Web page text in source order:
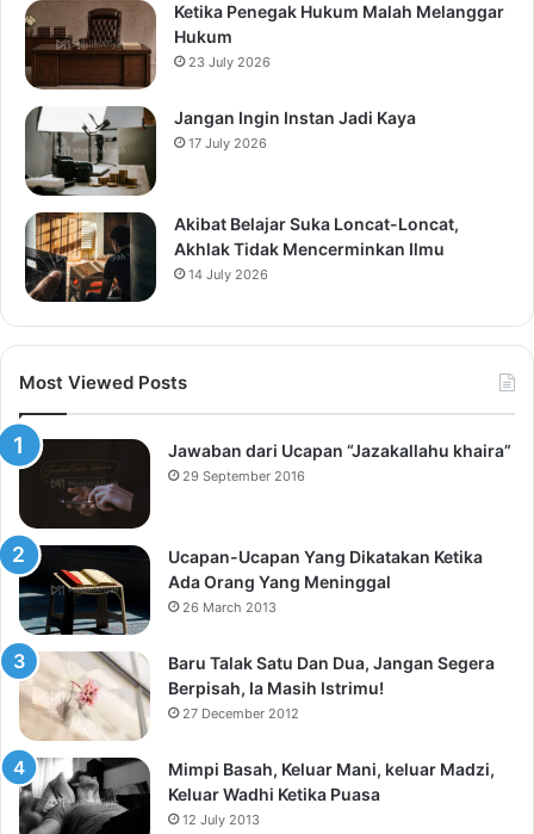
Ketika Penegak Hukum Malah Melanggar
Hukum
23 July 2026
Jangan Ingin Instan Jadi Kaya
17 July 2026
Akibat Belajar Suka Loncat-Loncat,
Akhlak Tidak Mencerminkan Ilmu
14 July 2026
Most Viewed Posts
Jawaban dari Ucapan “Jazakallahu khaira”
29 September 2016
Ucapan-Ucapan Yang Dikatakan Ketika
Ada Orang Yang Meninggal
26 March 2013
Baru Talak Satu Dan Dua, Jangan Segera
Berpisah, Ia Masih Istrimu!
27 December 2012
Mimpi Basah, Keluar Mani, keluar Madzi,
Keluar Wadhi Ketika Puasa
12 July 2013